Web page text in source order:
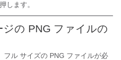
します。
の PNG ファイルの
フル サイズの PNG ファイルが必